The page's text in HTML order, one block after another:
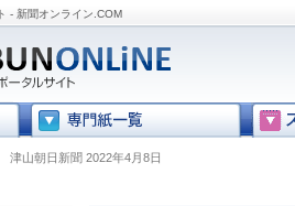
- 新聞オンライン.COM
津山朝日新聞 2022年4月8日